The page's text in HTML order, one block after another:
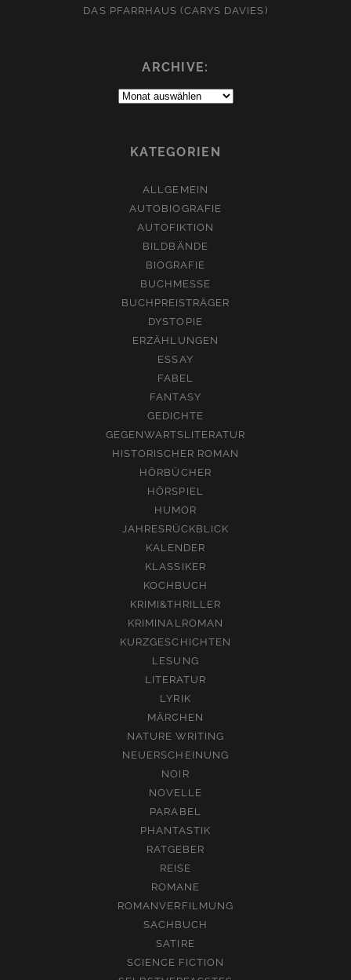
DAS PFARRHAUS (CARYS DAVIES)
ARCHIVE:
Archive:
KATEGORIEN
ALLGEMEIN
AUTOBIOGRAFIE
AUTOFIKTION
BILDBÄNDE
BIOGRAFIE
BUCHMESSE
BUCHPREISTRÄGER
DYSTOPIE
ERZÄHLUNGEN
ESSAY
FABEL
FANTASY
GEDICHTE
GEGENWARTSLITERATUR
HISTORISCHER ROMAN
HÖRBÜCHER
HÖRSPIEL
HUMOR
JAHRESRÜCKBLICK
KALENDER
KLASSIKER
KOCHBUCH
KRIMI&THRILLER
KRIMINALROMAN
KURZGESCHICHTEN
LESUNG
LITERATUR
LYRIK
MÄRCHEN
NATURE WRITING
NEUERSCHEINUNG
NOIR
NOVELLE
PARABEL
PHANTASTIK
RATGEBER
REISE
ROMANE
ROMANVERFILMUNG
SACHBUCH
SATIRE
SCIENCE FICTION